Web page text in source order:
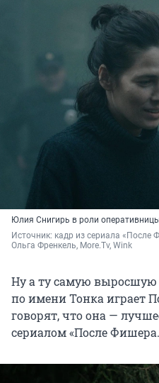
Юлия Снигирь в роли
Источник: кадр из сериала «После
Ольга Френкель, More.Tv, Wink
Ну а ту самую
по имени Тонка играет
говорят, что она —
сериалом «После